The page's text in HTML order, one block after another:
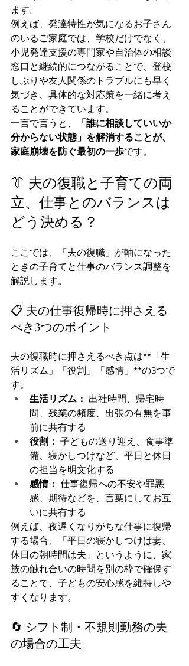
ます。
例えば、発達特性が気になるお子さん
のいるご家庭では、学校だけでなく、
小児発達支援の専門家や自治体の相談
窓口と継続的につながることで、登校
しぶりや友人関係のトラブルにも早く
気づき、具体的な対応策を一緒に考え
ることができています。
一言で言うと、
「誰に相談していいか
分からない状態」を解消することが、
家庭崩壊を防ぐ最初の一歩です。
👔 夫の復職と子育ての両
立、仕事とのバランスは
どう決める？
ここでは、「夫の復職」が軸になった
ときの子育てと仕事のバランス調整を
解説します。
📋 夫の仕事復帰時に押さえる
べき3つのポイント
夫の復職時に押さえるべき点は**「生
活リズム」「役割」「感情」**の3つで
す。
生活リズム： 出社時間、帰宅時
間、残業の頻度、出張の有無を事
前に共有する
役割： 子どもの送り迎え、食事準
備、寝かしつけなど、平日と休日
の担当を明文化する
感情： 仕事復帰への不安や罪悪
感、期待などを、言葉にしてお互
いに共有する
例えば、夜遅くなりがちな仕事に復帰
する場合、「平日の寝かしつけは妻、
休日の朝時間は夫」というように、家
族の触れ合いの時間を別の枠で確保す
ることで、子どもの安心感を維持しや
すくなります。
🔄 シフト制・不規則勤務の夫
の場合の工夫